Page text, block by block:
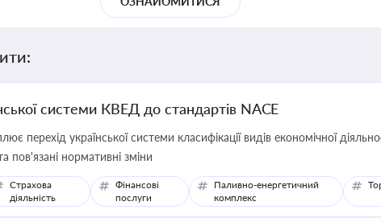
системи КВЕД до стандартів NACE
перехід української системи класифікації видів економічної
пов'язані нормативні зміни
Страхова
діяльність
Фінансові
послуги
Паливно-енергетичний
комплекс